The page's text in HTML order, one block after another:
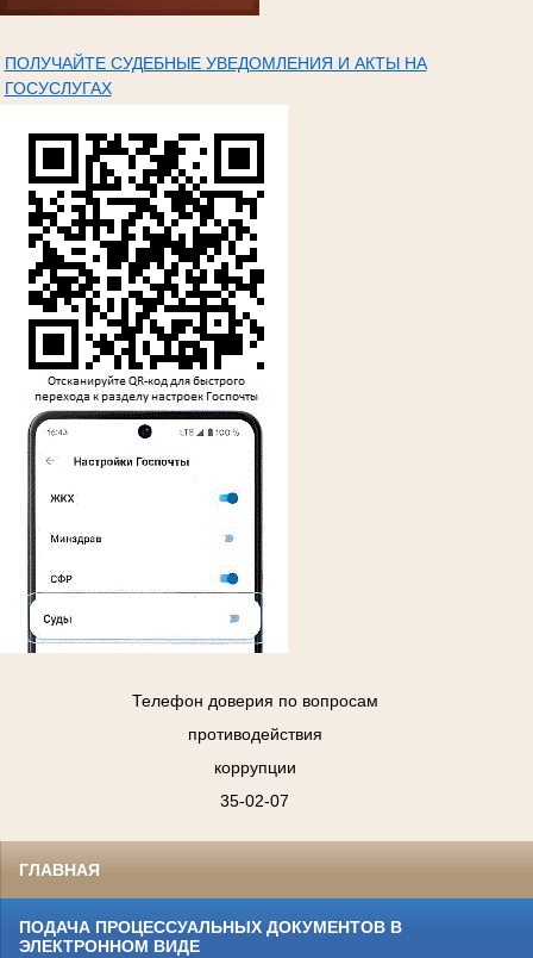
ПОЛУЧАЙТЕ СУДЕБНЫЕ УВЕДОМЛЕНИЯ И АКТЫ НА
ГОСУСЛУГАХ
Телефон доверия по вопросам
противодействия
коррупции
35-02-07
ГЛАВНАЯ
ПОДАЧА ПРОЦЕССУАЛЬНЫХ ДОКУМЕНТОВ В
ЭЛЕКТРОННОМ ВИДЕ